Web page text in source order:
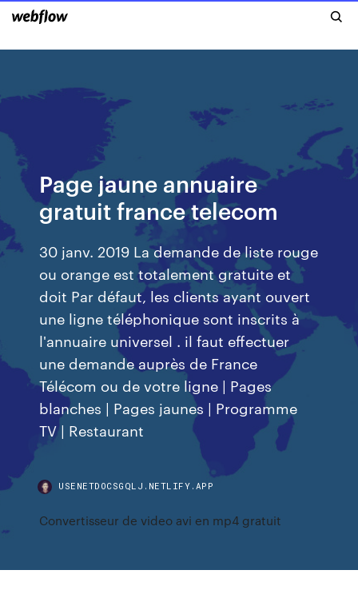
Page jaune annuaire
gratuit france telecom
30 janv. 2019 La demande de liste rouge
ou orange est totalement gratuite et
doit Par défaut, les clients ayant ouvert
une ligne téléphonique sont inscrits à
l'annuaire universel . il faut effectuer
une demande auprès de France
Télécom ou de votre ligne | Pages
blanches | Pages jaunes | Programme
TV | Restaurant
USENETDOCSGQLJ.NETLIFY.APP
Convertisseur de video avi en mp4 gratuit